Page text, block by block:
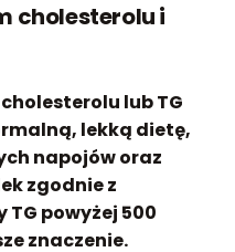
cholesterolu i
lub TG
lekką dietę,
napojów oraz
zgodnie z
TG powyżej 500
znaczenie.